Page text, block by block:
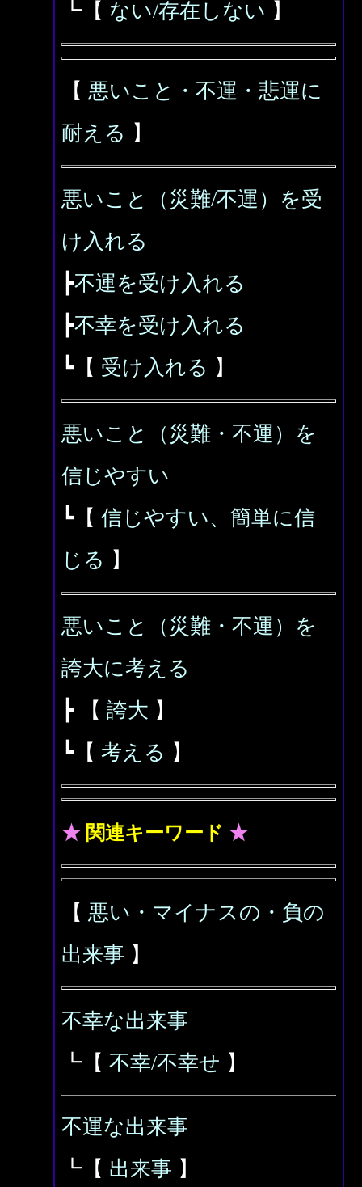
┗【 ない/存在しない 】
【 悪いこと・不運・悲運に
耐える 】
悪いこと（災難/不運）を受
け入れる
┣不運を受け入れる
┣不幸を受け入れる
┗【 受け入れる 】
悪いこと（災難・不運）を
信じやすい
┗【 信じやすい、簡単に信
じる 】
悪いこと（災難・不運）を
誇大に考える
┣ 【 誇大 】
┗【 考える 】
★ 関連キーワード ★
【 悪い・マイナスの・負の
出来事 】
不幸な出来事
┗【 不幸/不幸せ 】
不運な出来事
┗【 出来事 】